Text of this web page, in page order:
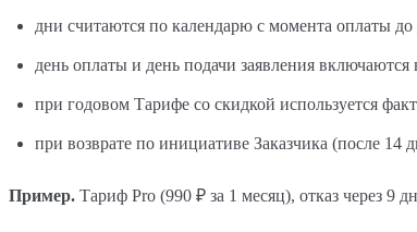
дни считаются по календарю с момента оплаты до
день оплаты и день подачи заявления
при годовом Тарифе со скидкой используется
при возврате по инициативе Заказчика (после
Пример. Тариф Pro (990 ₽ за 1 месяц), отказ через 9